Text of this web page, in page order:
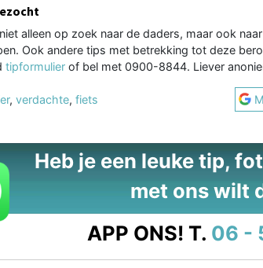
alleen op zoek naar de daders, maar ook
Ook andere tips met betrekking tot deze
tipformulier of bel met 0900-8844. Liever
, verdachte, fiets
Heb je een leuke tip,
met ons wilt
APP ONS! T. 06 -